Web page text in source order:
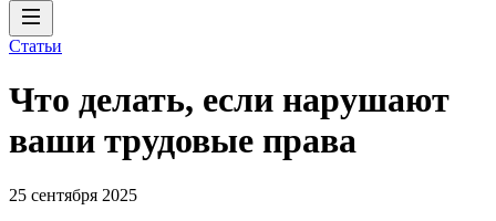
Статьи
Что делать, если нарушают
ваши трудовые права
25 сентября 2025